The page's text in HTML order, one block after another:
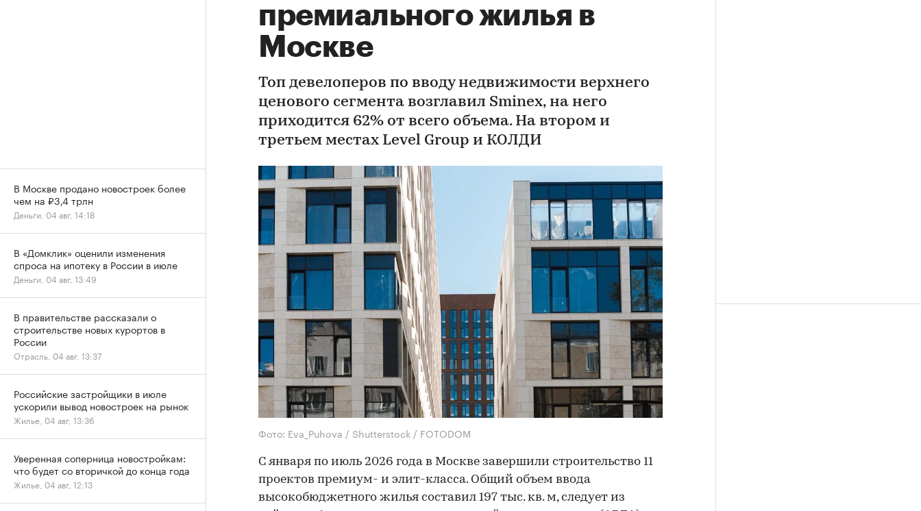
премиального жилья в
Москве
Топ девелоперов по вводу недвижимости верхнего
ценового сегмента возглавил Sminex, на него
приходится 62% от всего объема. На втором и
третьем местах Level Group и КОЛДИ
Фото: Eva_Puhova / Shutterstock / FOTODOM
С января по июль 2026 года в Москве завершили строительство 11
проектов премиум- и элит-класса. Общий объем ввода
высокобюджетного жилья составил 197 тыс. кв. м, следует из
В Москве продано новостроек более
чем на ₽3,4 трлн
Деньги, 04 авг, 14:18
В «Домклик» оценили изменения
спроса на ипотеку в России в июле
Деньги, 04 авг, 13:49
В правительстве рассказали о
строительстве новых курортов в
России
Отрасль, 04 авг, 13:37
Российские застройщики в июле
ускорили вывод новостроек на рынок
Жилье, 04 авг, 13:36
Уверенная соперница новостройкам:
что будет со вторичкой до конца года
Жилье, 04 авг, 12:13